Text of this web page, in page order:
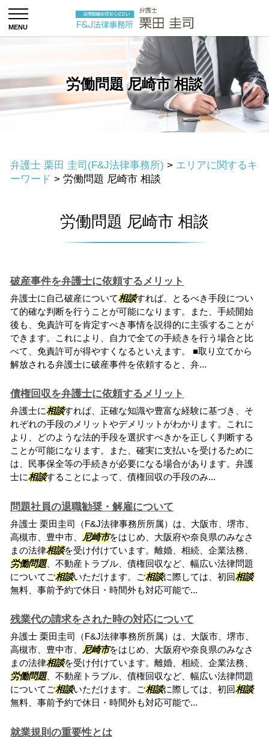
労働問題 尼崎市 相談
弁護士 栗田 圭司(F&J法律事務所) > エリアに関するキ
ーワード > 労働問題 尼崎市 相談
労働問題 尼崎市 相談
破産事件を弁護士に依頼するメリット
弁護士に自己破産について相談すれば、とるべき手段につい
て的確な判断を行うことが可能になります。また、手続開始
後も、免責許可を肯定すべき事情を説得的に主張することが
できます。これにより、自力で全ての手続きを行う場合と比
べて、免責許可が得やすくなるといえます。 ■取り立てから
解放される弁護士に破産事件を依頼すると、弁...
債権回収を弁護士に依頼するメリット
弁護士に相談すれば、正確な知識や豊富な経験に基づき、そ
れぞれの手段のメリットやデメリットがわかります。これに
より、どのような法的手段を選択すべきかを正しく判断する
ことが可能になります。また、確実に支払いを受けるために
は、民事保全等の手続きが必要になる場合があります。弁護
士に相談することによって、債権回収の手段のみ...
問題社員の退職勧奨・解雇について
弁護士 栗田圭司（F&J法律事務所所属）は、大阪市、堺市、
高槻市、豊中市、
尼崎市をはじめ、大阪府や奈良県のみなさ
まの法律相談を受け付けています。離婚、相続、企業法務、
労働問題、不動産トラブル、債権回収など、幅広い法律問題
についてご相談いただけます。ご相談に際しては、初回相談
無料、事前予約で休日・時間外も対応可能で...
残業代の請求をされた時の対応について
弁護士 栗田圭司（F&J法律事務所所属）は、大阪市、堺市、
高槻市、豊中市、
尼崎市をはじめ、大阪府や奈良県のみなさ
まの法律相談を受け付けています。離婚、相続、企業法務、
労働問題、不動産トラブル、債権回収など、幅広い法律問題
についてご相談いただけます。ご相談に際しては、初回相談
無料、事前予約で休日・時間外も対応可能で...
就業規則の重要性とは